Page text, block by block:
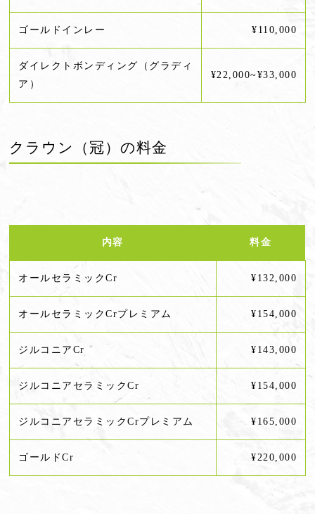
ゴールドインレー ¥110,000
ダイレクトボンディング（グラディ
ア）
¥22,000~¥33,000
クラウン（冠）の料金
内容 料金
オールセラミックCr ¥132,000
オールセラミックCrプレミアム ¥154,000
ジルコニアCr ¥143,000
ジルコニアセラミックCr ¥154,000
ジルコニアセラミックCrプレミアム ¥165,000
ゴールドCr ¥220,000